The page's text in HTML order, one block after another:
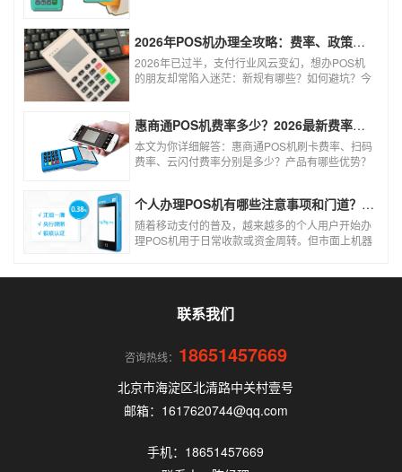
风险。以下结合权威信息分析原因及应对建议：2026年POS机办理全攻略：费率、政策、避坑一篇讲清
2026年已过半，支付行业风云变幻，想办POS机
的朋友却常陷入迷茫：新规有哪些？如何避坑？今
使用！
惠商通POS机费率多少？2026最新费率标准及办理全攻略
本文为你详细解答：惠商通POS机刷卡费率、扫码
费率、云闪付费率分别是多少？产品有哪些优势？
个人办理POS机有哪些注意事项和门道？（2026最新避坑指南）
随着移动支付的普及，越来越多的个人用户开始办
理POS机用于日常收款或资金周转。但市面上机器
联系我们
咨询热线： 18651457669
北京市海淀区北清路中关村壹号
邮箱：1617620744@qq.com
手机：18651457669